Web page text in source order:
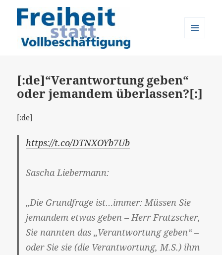
[:de]“Verantwortung geben“
oder jemandem überlassen?[:]
[:de]
https://t.co/DTNXOYb7Ub
Sascha Liebermann:
„Die Grundfrage ist…immer: Müssen Sie
jemandem etwas geben – Herr Fratzscher,
Sie nannten das „Verantwortung geben“ –
oder Sie sie (die Verantwortung, M.S.) ihm